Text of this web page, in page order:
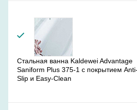
Стальная ванна Kaldewei Advantage
Saniform Plus 375-1 с покрытием Anti-
Slip и Easy-Clean